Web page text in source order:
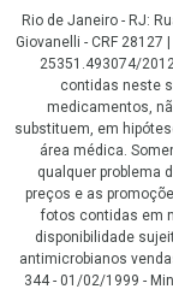
Rio de Janeiro - RJ:
Giovanelli - CRF
25351.493074/
contidas neste
medicamentos,
substituem, em
área médica.
qualquer problema
preços e as
fotos contidas em
disponibilidade
antimicrobianos
344 - 01/02/1999 -